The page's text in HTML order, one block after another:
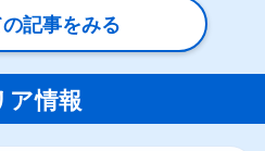
記事をみる
ア情報